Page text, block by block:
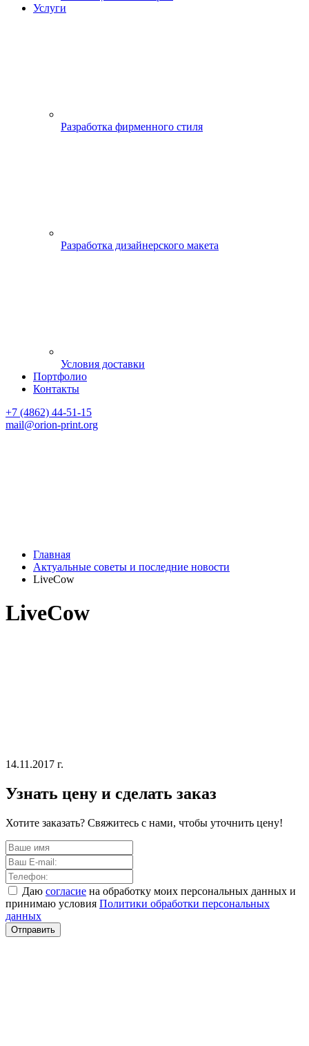
Услуги
Разработка фирменного стиля
Разработка дизайнерского макета
Условия доставки
Портфолио
Контакты
+7 (4862) 44-51-15
mail@orion-print.org
Главная
Актуальные советы и последние новости
LiveCow
LiveCow
14.11.2017 г.
Узнать цену и сделать заказ
Хотите заказать? Свяжитесь с нами, чтобы уточнить цену!
Даю согласие на обработку моих персональных данных и
принимаю условия Политики обработки персональных
данных
Отправить